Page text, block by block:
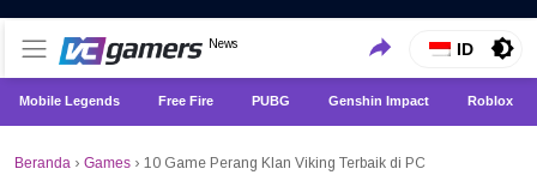
VCGamers News
News
Dapatkan Berita Games Terbaru Hanya di VCGamers
ID
Mobile Legends Free Fire PUBG Genshin Impact Roblox
Beranda › Games › 10 Game Perang Klan Viking Terbaik di PC